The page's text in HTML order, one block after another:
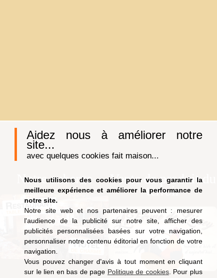
Aidez nous à améliorer notre
site...
avec quelques cookies fait maison...
Nous utilisons des cookies pour vous garantir la
meilleure expérience et améliorer la performance de
notre site.
Notre site web et nos partenaires peuvent : mesurer
l'audience de la publicité sur notre site, afficher des
publicités personnalisées basées sur votre navigation,
personnaliser notre contenu éditorial en fonction de votre
navigation.
Vous pouvez changer d'avis à tout moment en cliquant
sur le lien en bas de page Politique de cookies. Pour plus
Notre auberge
Vente de produit du
terroir